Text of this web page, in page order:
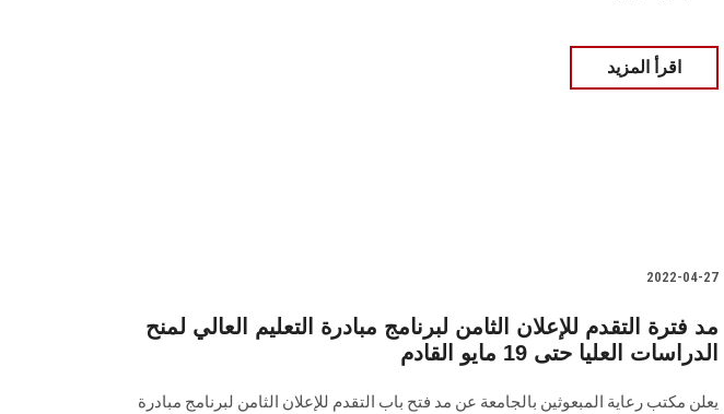
اقرأ المزيد
2022-04-27
مد فترة التقدم للإعلان الثامن لبرنامج مبادرة التعليم العالي لمنح
الدراسات العليا حتى 19 مايو القادم
يعلن مكتب رعاية المبعوثين بالجامعة عن مد فتح باب التقدم للإعلان الثامن لبرنامج مبادرة